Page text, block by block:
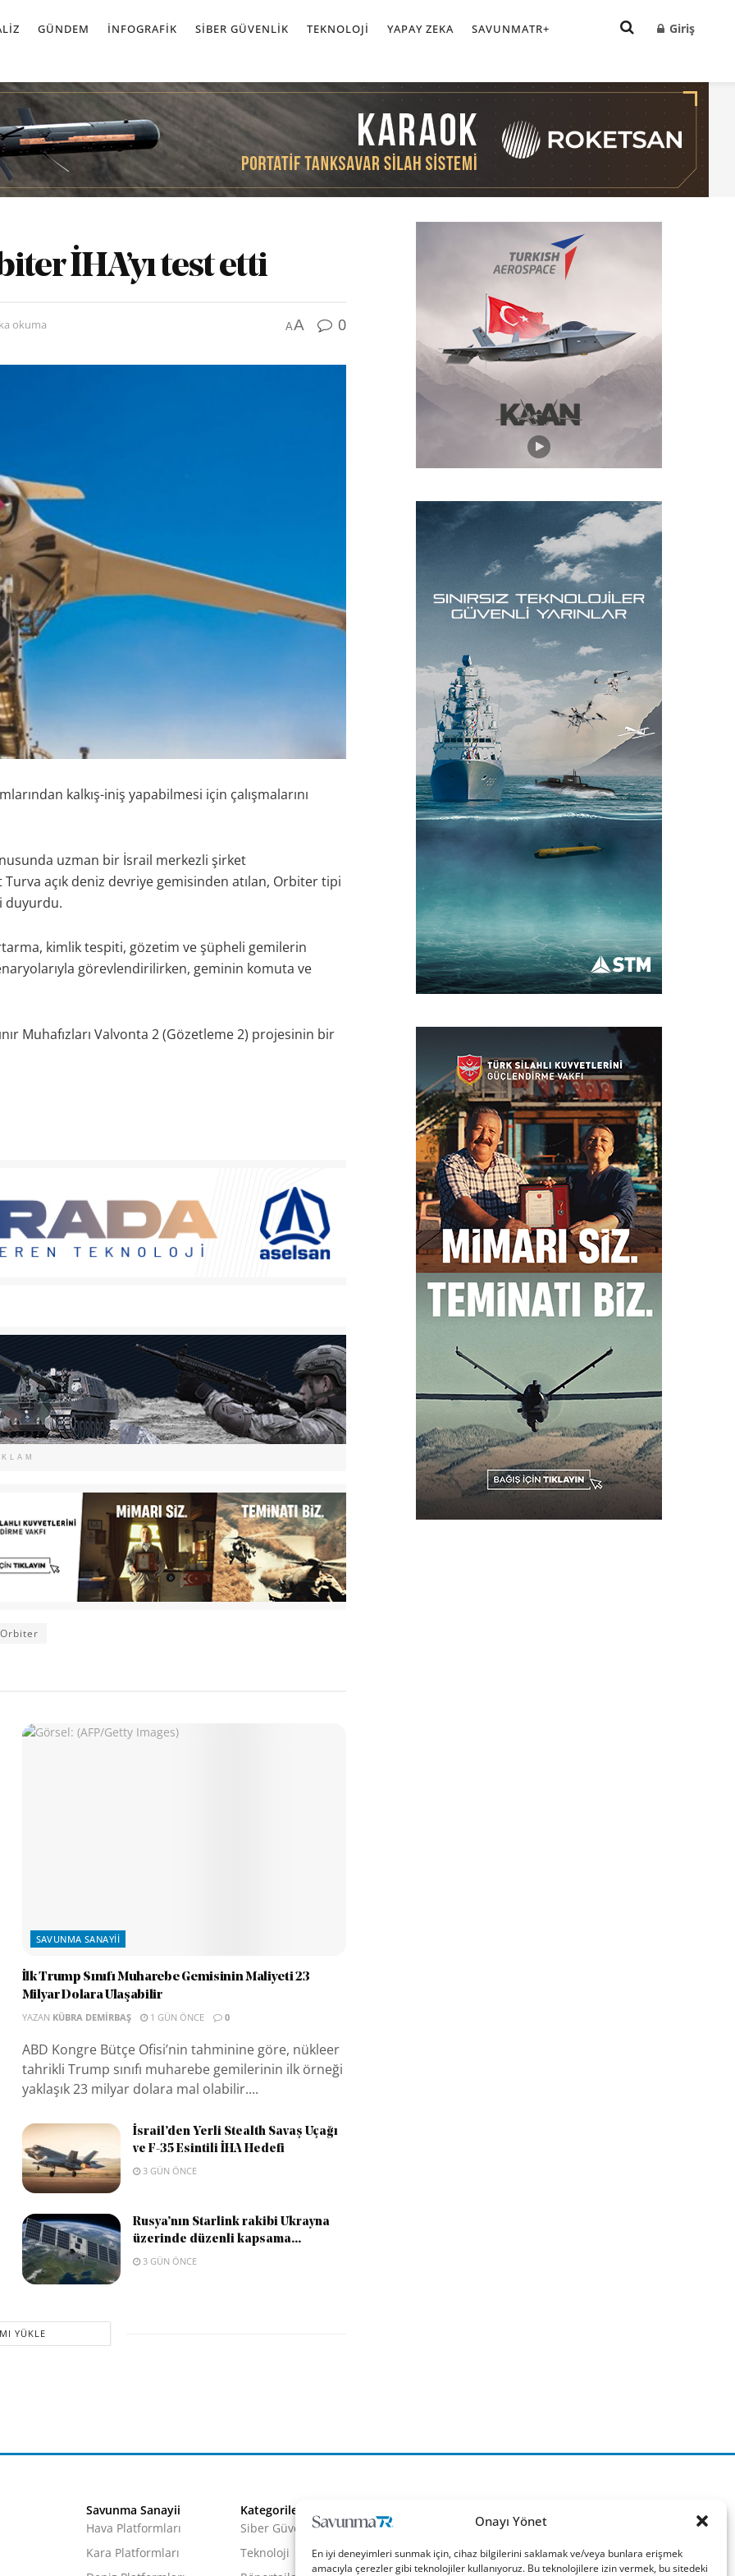
Onayı Yönet
En iyi deneyimleri sunmak için, cihaz bilgilerini saklamak ve/veya bunlara erişmek
amacıyla çerezler gibi teknolojiler kullanıyoruz. Bu teknolojilere izin vermek, bu sitedeki
GÜNDEM İNFOGRAFIK SIBER GÜVENLIK TEKNOLOJI YAPAY ZEKA SAVUNMATR+ Giriş
İHA’yı test etti
okuma AA 0
kalkış-iniş yapabilmesi için çalışmalarını
uzman bir İsrail merkezli şirket
açık deniz devriye gemisinden atılan, Orbiter tipi
duyurdu.
kimlik tespiti, gözetim ve şüpheli gemilerin
görevlendirilirken, geminin komuta ve
Muhafızları Valvonta 2 (Gözetleme 2) projesinin bir
Orbiter
SAVUNMA SANAYII
İlk Trump Sınıfı Muharebe Gemisinin Maliyeti 23
Milyar Dolara Ulaşabilir
YAZAN KÜBRA DEMIRBAŞ 1 GÜN ÖNCE 0
ABD Kongre Bütçe Ofisi’nin tahminine göre, nükleer
tahrikli Trump sınıfı muharebe gemilerinin ilk örneği
yaklaşık 23 milyar dolara mal olabilir....
İsrail’den Yerli Stealth Savaş Uçağı
ve F-35 Esintili İHA Hedefi
3 GÜN ÖNCE
Rusya’nın Starlink rakibi Ukrayna
üzerinde düzenli kapsama...
3 GÜN ÖNCE
YÜKLE